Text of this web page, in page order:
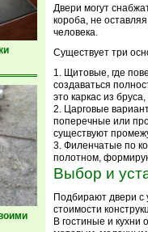
Двери могут
короба, не
человека.
Существует три
Щитовые, где
создаваться
это каркас из
Царговые
поперечные или
существуют
Филенчатые по
полотном,
Выбор и
Подбирают двери с
стоимости
В гостиные и